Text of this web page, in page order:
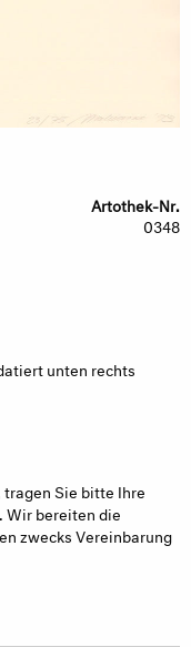
Artothek-Nr.
0348
unten rechts
Sie bitte Ihre
Wir bereiten die
zwecks Vereinbarung